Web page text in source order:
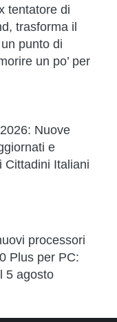
tentatore di
trasforma il
punto di
un po’ per
Nuove
e
Cittadini Italiani
processori
Plus per PC:
5 agosto